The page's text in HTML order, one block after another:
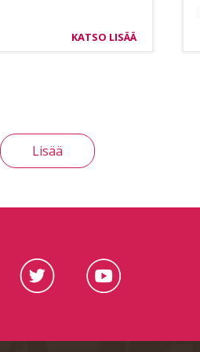
KATSO LISÄÄ
Lisää